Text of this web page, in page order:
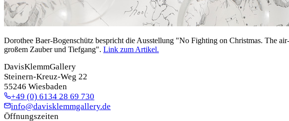
Dorothee Baer-Bogenschütz bespricht die Ausstellung "No Fighting on Christmas. The
großem Zauber und Tiefgang". Link zum Artikel.
DavisKlemmGallery
Steinern-Kreuz-Weg 22
55246 Wiesbaden
+49 (0) 6134 28 69 730
info@davisklemmgallery.de
Öffnungszeiten